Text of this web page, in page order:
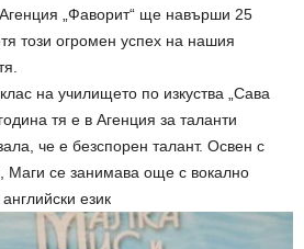
„Фаворит“ ще навърши 25
този огромен успех на нашия
на училището по изкуства „Сава
тя е в Агенция за таланти
че е безспорен талант. Освен с
Маги се занимава още с вокално
език